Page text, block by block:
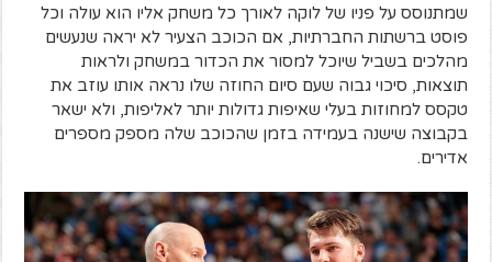
שמתנוסס על פניו של לוקה לאורך כל משחק אליו הוא עולה וכל
פוסט ברשתות החברתיות, אם הכוכב הצעיר לא יראה שנעשים
מהלכים בשביל שיוכל למסור את הכדור במשחק ולראות
תוצאות, סיכוי גבוה שעם סיום החוזה שלו נראה אותו עוזב את
טקסס למחוזות בעלי שאיפות גדולות יותר לאליפות, ולא ישאר
בקבוצה שישנה בעמידה בזמן שהכוכב שלה מספק מספרים
אדירים.